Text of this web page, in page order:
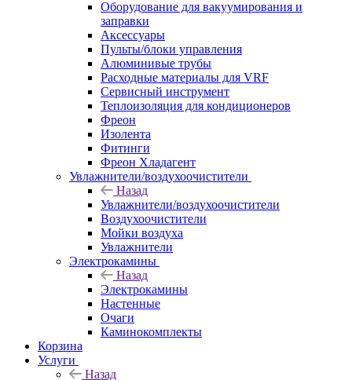
Оборудование для вакуумирования и
заправки
Аксессуары
Пульты/блоки управления
Алюминивые трубы
Расходные материалы для VRF
Сервисный инструмент
Теплоизоляция для кондиционеров
Фреон
Изолента
Фитинги
Фреон Хладагент
Увлажнители/воздухоочистители
Назад
Увлажнители/воздухоочистители
Воздухоочистители
Мойки воздуха
Увлажнители
Электрокамины
Назад
Электрокамины
Настенные
Очаги
Каминокомплекты
Корзина
Услуги
Назад